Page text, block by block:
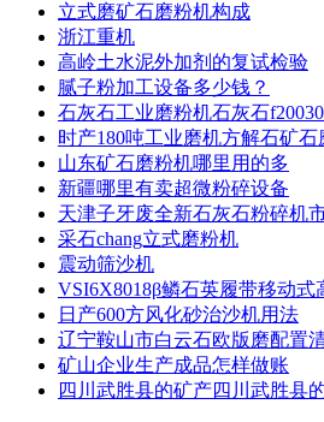
立式磨矿石磨粉机构成
浙江重机
高岭土水泥外加剂的复试检验
腻子粉加工设备多少钱？
石灰石工业磨粉机石灰石
时产180吨工业磨机方解石矿石
山东矿石磨粉机哪里用的多
新疆哪里有卖超微粉碎设备
天津子牙废全新石灰石粉碎机
采石chang立式磨粉机
震动筛沙机
VSI6X8018β鳞石英履带移动式
日产600方风化砂治沙机用法
辽宁鞍山市白云石欧版磨配置
矿山企业生产成品怎样做账
四川武胜县的矿产四川武胜县